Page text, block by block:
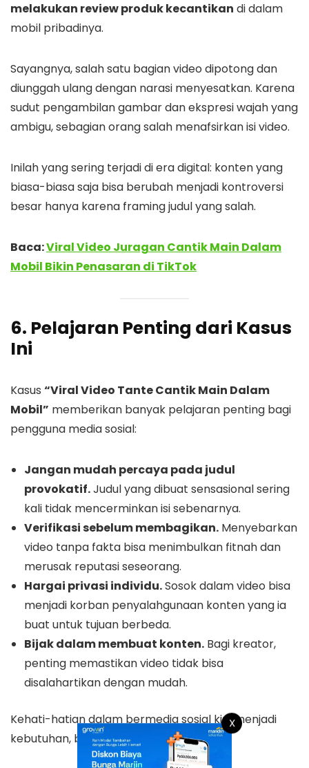
melakukan review produk kecantikan di dalam
mobil pribadinya.
Sayangnya, salah satu bagian video dipotong dan
diunggah ulang dengan narasi menyesatkan. Karena
sudut pengambilan gambar dan ekspresi wajah yang
ambigu, sebagian orang salah menafsirkan isi video.
Inilah yang sering terjadi di era digital: konten yang
biasa-biasa saja bisa berubah menjadi kontroversi
besar hanya karena framing judul yang salah.
Baca:Viral Video Juragan Cantik Main Dalam
Mobil Bikin Penasaran di TikTok
6. Pelajaran Penting dari Kasus
Ini
Kasus “Viral Video Tante Cantik Main Dalam
Mobil” memberikan banyak pelajaran penting bagi
pengguna media sosial:
Jangan mudah percaya pada judul
provokatif.Judul yang dibuat sensasional sering
kali tidak mencerminkan isi sebenarnya.
Verifikasi sebelum membagikan. Menyebarkan
video tanpa fakta bisa menimbulkan fitnah dan
merusak reputasi seseorang.
Hargai privasi individu.Sosok dalam video bisa
menjadi korban penyalahgunaan konten yang ia
buat untuk tujuan berbeda.
Bijak dalam membuat konten. Bagi kreator,
penting memastikan video tidak bisa
disalahartikan dengan mudah.
Kehati-hatian dalam bermedia sosial kini menjadi
kebutuhan, bukan sekadar pilihan.
X